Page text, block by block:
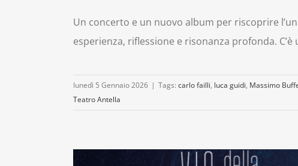
Un concerto e un nuovo album per riscoprire
esperienza, riflessione e risonanza profonda.
lunedì 5 Gennaio 2026 | Tags: carlo failli, luca guidi, Massimo
Teatro Antella